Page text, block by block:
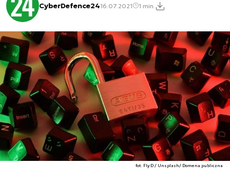
CyberDefence2416.07.2021 1 min.
fot. Fly:D / Unsplash/ Domena publiczna